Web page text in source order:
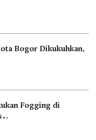
Bogor Dikukuhkan,
Fogging di